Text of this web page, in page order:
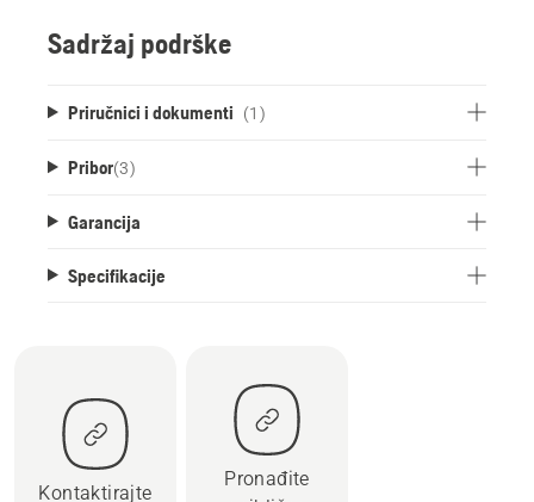
Sadržaj podrške
Priručnici i dokumenti (1)
Pribor(3)
Garancija
Specifikacije
Kontaktirajte
Pronađite